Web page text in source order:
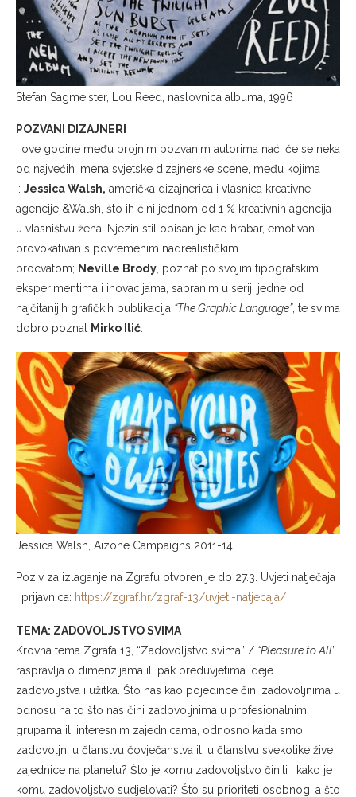
Stefan Sagmeister, Lou Reed, naslovnica albuma, 1996
POZVANI DIZAJNERI
I ove godine među brojnim pozvanim autorima naći će se neka
od najvećih imena svjetske dizajnerske scene, među kojima
i: Jessica Walsh, američka dizajnerica i vlasnica kreativne
agencije &Walsh, što ih čini jednom od 1 % kreativnih agencija
u vlasništvu žena. Njezin stil opisan je kao hrabar, emotivan i
provokativan s povremenim nadrealističkim
procvatom; Neville Brody , poznat po svojim tipografskim
eksperimentima i inovacijama, sabranim u seriji jedne od
najčitanijih grafičkih publikacija “The Graphic Language”, te svima
dobro poznat Mirko Ilić
Jessica Walsh, Aizone Campaigns 2011-14
Poziv za izlaganje na Zgrafu otvoren je do 27.3. Uvjeti natječaja
i prijavnica: https://zgraf.hr/zgraf-13/uvjeti-natjecaja/
TEMA: ZADOVOLJSTVO SVIMA
Krovna tema Zgrafa 13, “Zadovoljstvo svima” / “Pleasure to All”
raspravlja o dimenzijama ili pak preduvjetima ideje
zadovoljstva i užitka. Što nas kao pojedince čini zadovoljnima u
odnosu na to što nas čini zadovoljnima u profesionalnim
grupama ili interesnim zajednicama, odnosno kada smo
zadovoljni u članstvu čovječanstva ili u članstvu svekolike žive
zajednice na planetu? Što je komu zadovoljstvo činiti i kako je
komu zadovoljstvo sudjelovati? Što su prioriteti osobnog, a što